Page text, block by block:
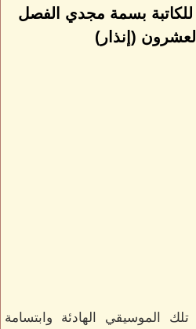
بسمة مجدي الفصل
(إنذار)
الموسيقي الهادئة وابتسامة